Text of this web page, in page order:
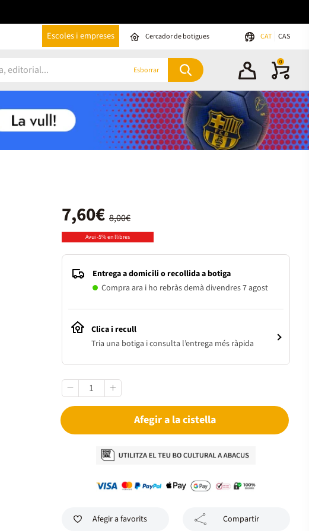
Escoles i empreses Cercador de botigues CAT CAS
Esborrar
0
8,00€
7,60€
Avui -5% en llibres
Entrega a domicili o recollida a botiga
Compra ara i ho rebràs demà divendres 7 agost
Clica i recull
Tria una botiga i consulta l’entrega més ràpida
Afegir a la cistella
Afegir a favorits Compartir